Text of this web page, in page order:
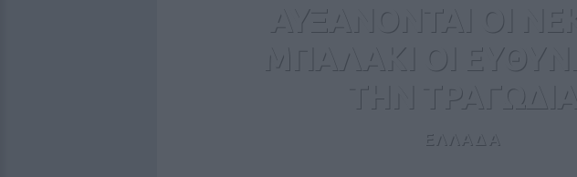
ΑΥΞΑΝΟΝΤΑΙ ΟΙ
ΜΠΑΛΑΚΙ ΟΙ
ΤΗΝ ΤΡΑΓΩΔΙΑ
ΕΛΛΑΔΑ